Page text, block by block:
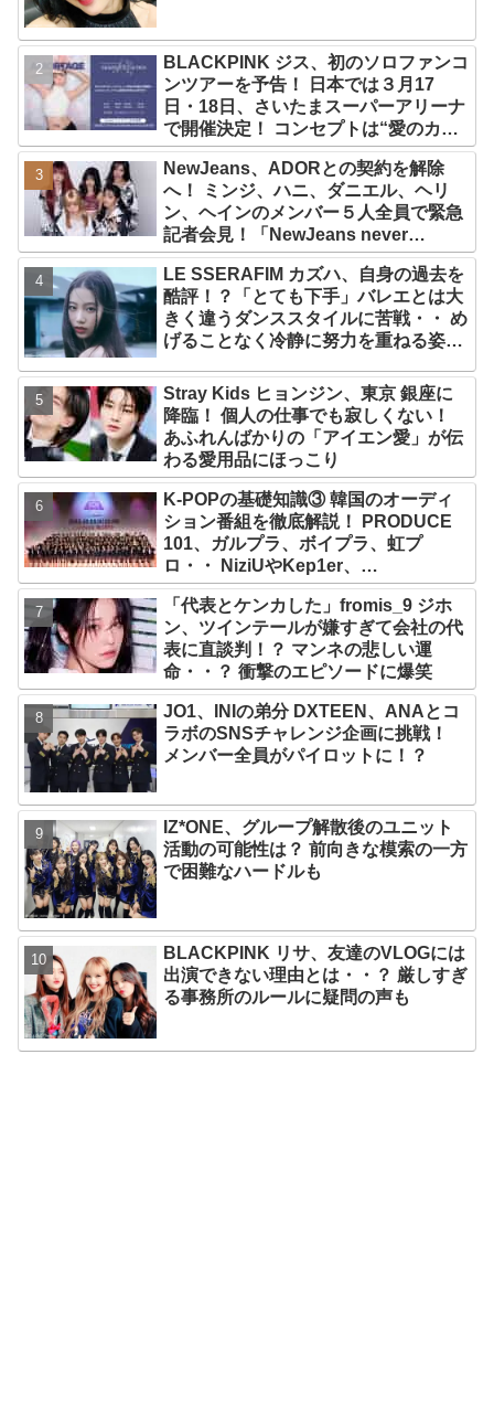
BLACKPINK ジス、初のソロファンコ
ンツアーを予告！ 日本では３月17
日・18日、さいたまスーパーアリーナ
で開催決定！ コンセプトは“愛のカケ
ラ”！？ 14日には新アルバム
『AMORTAGE』もリリース
NewJeans、ADORとの契約を解除
へ！ ミンジ、ハニ、ダニエル、ヘリ
ン、ヘインのメンバー５人全員で緊急
記者会見！「NewJeans never
dies!」と微笑みの宣言！ ADOR側、
2029年まで契約有効と主張
LE SSERAFIM カズハ、自身の過去を
酷評！？「とても下手」バレエとは大
きく違うダンススタイルに苦戦・・ め
げることなく冷静に努力を重ねる姿に
Stray Kids ヒョンジン、東京 銀座に
降臨！ 個人の仕事でも寂しくない！
あふれんばかりの「アイエン愛」が伝
わる愛用品にほっこり
K-POPの基礎知識③ 韓国のオーディ
ション番組を徹底解説！ PRODUCE
101、ガルプラ、ボイプラ、虹プ
ロ・・ NiziUやKep1er、
ZEROBASEONEら人気グループが
続々と誕生！ JO1やINI、ME:Iを生ん
だ日プまで一挙紹介
「代表とケンカした」fromis_9 ジホ
ン、ツインテールが嫌すぎて会社の代
表に直談判！？ マンネの悲しい運
命・・？ 衝撃のエピソードに爆笑
JO1、INIの弟分 DXTEEN、ANAとコ
ラボのSNSチャレンジ企画に挑戦！
メンバー全員がパイロットに！？
IZ*ONE、グループ解散後のユニット
活動の可能性は？ 前向きな模索の一方
で困難なハードルも
BLACKPINK リサ、友達のVLOGには
出演できない理由とは・・？ 厳しすぎ
る事務所のルールに疑問の声も